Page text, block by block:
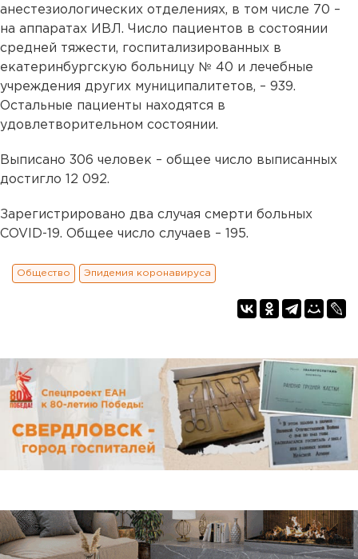
анестезиологических отделениях, в том числе 70 –
на аппаратах ИВЛ. Число пациентов в состоянии
средней тяжести, госпитализированных в
екатеринбургскую больницу № 40 и лечебные
учреждения других муниципалитетов, – 939.
Остальные пациенты находятся в
удовлетворительном состоянии.
Выписано 306 человек – общее число выписанных
достигло 12 092.
Зарегистрировано два случая смерти больных
COVID-19. Общее число случаев – 195.
Общество Эпидемия коронавируса